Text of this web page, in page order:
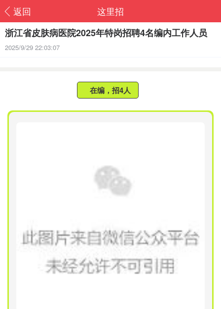
返回
这里招
浙江省皮肤病医院2025年特岗招聘4名编内工作人员
2025/9/29 22:03:07
在编，招4人